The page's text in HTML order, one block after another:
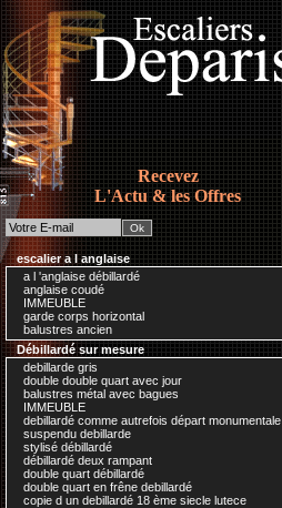
Recevez
L'Actu & les Offres
escalier a l anglaise
a l 'anglaise débillardé
anglaise coudé
IMMEUBLE
garde corps horizontal
balustres ancien
Débillardé sur mesure
debillarde gris
double double quart avec jour
balustres métal avec bagues
IMMEUBLE
debillardé comme autrefois départ monumentale
suspendu debillarde
stylisé débillardé
débillardé deux rampant
double quart débillardé
double quart en frêne debillardé
copie d un debillardé 18 ème siecle lutece